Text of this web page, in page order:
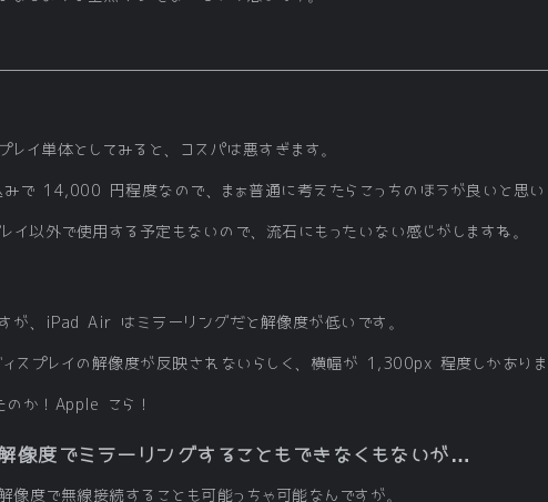
レイ単体としてみると、コスパは悪すぎます。
で 14,000 円程度なので、まぁ普通に考えたらこっちのほうが良いと思い
以外で使用する予定もないので、流石にもったいない感じがしますね。
が、iPad Air はミラーリングだと解像度が低いです。
スプレイの解像度が反映されないらしく、横幅が 1,300px 程度しかあり
のか！Apple こら！
像度でミラーリングすることもできなくもないが…
像度で無線接続することも可能っちゃ可能なんですが。